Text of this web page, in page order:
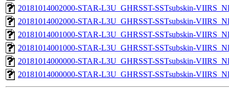
20181014002000-STAR-L3U_GHRSST-SSTsubskin-
20181014002000-STAR-L3U_GHRSST-SSTsubskin-
20181014001000-STAR-L3U_GHRSST-SSTsubskin-
20181014001000-STAR-L3U_GHRSST-SSTsubskin-
20181014000000-STAR-L3U_GHRSST-SSTsubskin-
20181014000000-STAR-L3U_GHRSST-SSTsubskin-